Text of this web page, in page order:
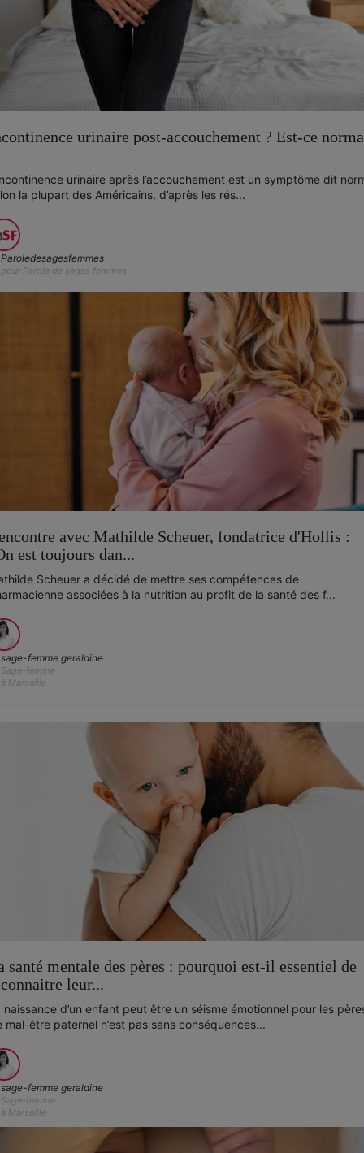
urinaire post-accouchement ? Est-ce
urinaire après l’accouchement est un symptôme dit
la plupart des Américains, d’après les rés...
Paroledesagesfemmes
pour Parole de sages femmes
avec Mathilde Scheuer, fondatrice d'Hollis :
est toujours dan...
Scheuer a décidé de mettre ses compétences de
associées à la nutrition au profit de la santé des f...
sage-femme geraldine
Sage-femme
à Marseille
santé mentale des pères : pourquoi est-il essentiel de
leur...
naissance d’un enfant peut être un séisme émotionnel pour les
mal-être paternel n’est pas sans conséquences...
sage-femme geraldine
Sage-femme
à Marseille